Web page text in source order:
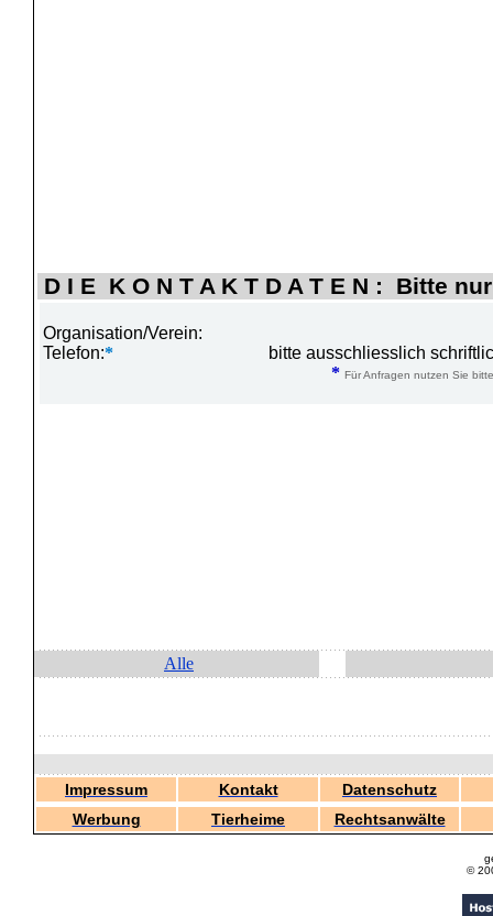
D I E K O N T A K T D A T E N : Bitte
Organisation/Verein:
Telefon:*
bitte ausschliesslich
* Für Anfragen nutzen Sie
Alle
Impressum Kontakt
Datenschutz
Werbung
Tierheime Rechtsanwälte
©